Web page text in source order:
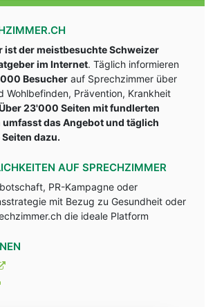
ist der meistbesuchte Schweizer
im Internet. Täglich informieren
Besucher auf Sprechzimmer über
Wohlbefinden, Prävention, Krankheit
23'000 Seiten mit fundlerten
das Angebot und täglich
dazu.
AUF SPRECHZIMMER
PR-Kampagne oder
mit Bezug zu Gesundheit oder
die ideale Platform